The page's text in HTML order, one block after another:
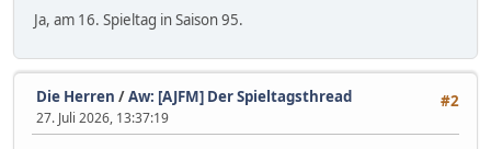
Ja, am 16. Spieltag in Saison 95.
#2
Die Herren /Aw: [AJFM] Der Spieltagsthread
27. Juli 2026, 13:37:19